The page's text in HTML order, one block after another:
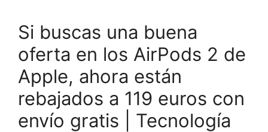
Si buscas una buena
oferta en los AirPods 2 de
Apple, ahora están
rebajados a 119 euros con
envío gratis | Tecnología